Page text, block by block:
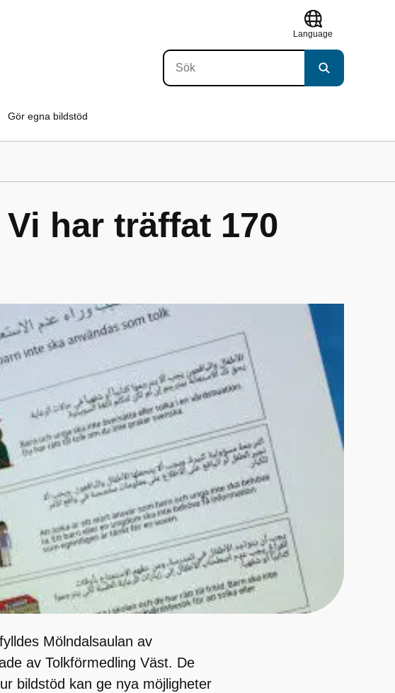
Language
Gör egna bildstöd
har träffat 170
Mölndalsaulan av
av Tolkförmedling Väst. De
bildstöd kan ge nya möjligheter